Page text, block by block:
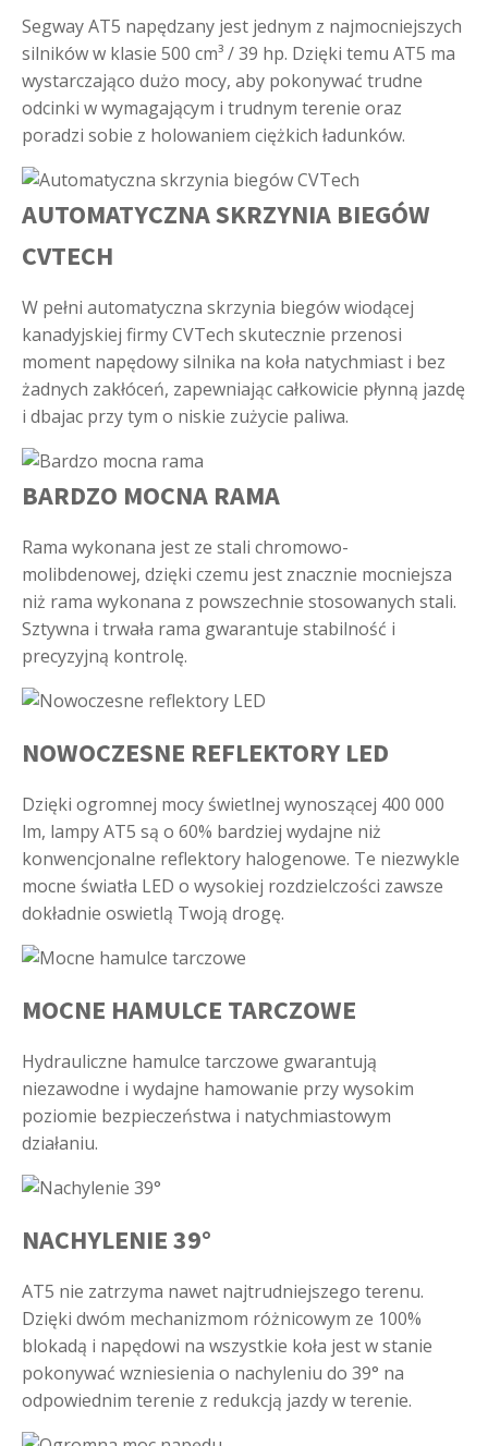
Segway AT5 napędzany jest jednym z najmocniejszych
silników w klasie 500 cm³ / 39 hp. Dzięki temu AT5 ma
wystarczająco dużo mocy, aby pokonywać trudne
odcinki w wymagającym i trudnym terenie oraz
poradzi sobie z holowaniem ciężkich ładunków.
AUTOMATYCZNA SKRZYNIA BIEGÓW
CVTECH
W pełni automatyczna skrzynia biegów wiodącej
kanadyjskiej firmy CVTech skutecznie przenosi
moment napędowy silnika na koła natychmiast i bez
żadnych zakłóceń, zapewniając całkowicie płynną jazdę
i dbajac przy tym o niskie zużycie paliwa.
BARDZO MOCNA RAMA
Rama wykonana jest ze stali chromowo-
molibdenowej, dzięki czemu jest znacznie mocniejsza
niż rama wykonana z powszechnie stosowanych stali.
Sztywna i trwała rama gwarantuje stabilność i
precyzyjną kontrolę.
NOWOCZESNE REFLEKTORY LED
Dzięki ogromnej mocy świetlnej wynoszącej 400 000
lm, lampy AT5 są o 60% bardziej wydajne niż
konwencjonalne reflektory halogenowe. Te niezwykle
mocne światła LED o wysokiej rozdzielczości zawsze
dokładnie oswietlą Twoją drogę.
MOCNE HAMULCE TARCZOWE
Hydrauliczne hamulce tarczowe gwarantują
niezawodne i wydajne hamowanie przy wysokim
poziomie bezpieczeństwa i natychmiastowym
działaniu.
NACHYLENIE 39°
AT5 nie zatrzyma nawet najtrudniejszego terenu.
Dzięki dwóm mechanizmom różnicowym ze 100%
blokadą i napędowi na wszystkie koła jest w stanie
pokonywać wzniesienia o nachyleniu do 39° na
odpowiednim terenie z redukcją jazdy w terenie.